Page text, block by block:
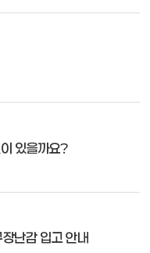
있을까요?
난감 입고 안내